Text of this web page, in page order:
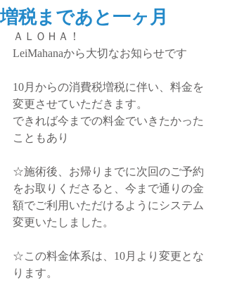
増税まであと一ヶ月
ＡＬＯＨＡ！
LeiMahanaから大切なお知らせです
10月からの消費税増税に伴い、料金を
変更させていただきます。
できれば今までの料金でいきたかった
こともあり
☆施術後、お帰りまでに次回のご予約
をお取りくださると、今まで通りの金
額でご利用いただけるようにシステム
変更いたしました。
☆この料金体系は、10月より変更とな
ります。